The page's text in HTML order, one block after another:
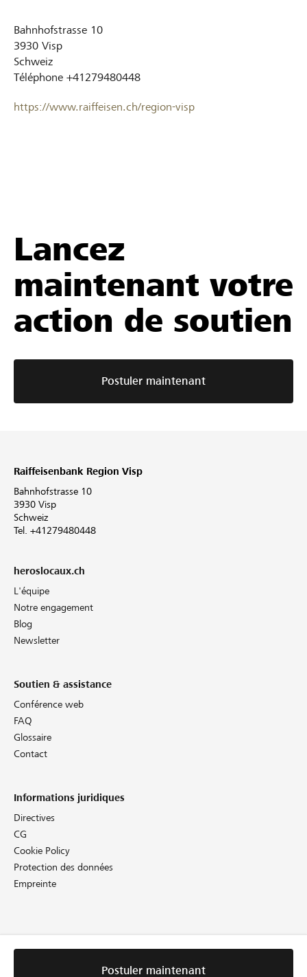
Bahnhofstrasse 10
3930 Visp
Schweiz
Téléphone +41279480448
https://www.raiffeisen.ch/region-visp
Lancez
maintenant votre
action de soutien
Postuler maintenant
Postuler maintenant
Raiffeisenbank Region Visp
Bahnhofstrasse 10
3930 Visp
Schweiz
Tel. +41279480448
heroslocaux.ch
L'équipe
Notre engagement
Blog
Newsletter
Soutien & assistance
Conférence web
FAQ
Glossaire
Contact
Informations juridiques
Directives
CG
Cookie Policy
Protection des données
Empreinte